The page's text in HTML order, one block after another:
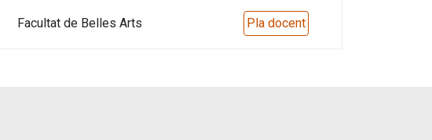
Facultat de Belles Arts Pla docent